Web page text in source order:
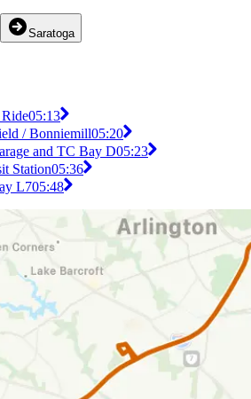
Saratoga
Ride05:13
/ Bonniemill05:20
and TC Bay D05:23
Station05:36
L705:48